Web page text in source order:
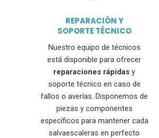
REPARACIÓN Y
SOPORTE TÉCNICO
Nuestro equipo de técnicos
está disponible para ofrecer
reparaciones rápidas y
soporte técnico en caso de
fallos o averías. Disponemos de
piezas y componentes
específicos para mantener cada
salvaescaleras en perfecto